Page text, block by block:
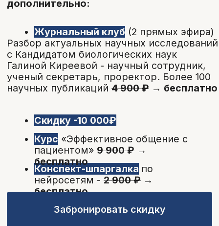
После обучения вы получите
именной сертификат об
окончании курса*,
подтверждающий прохождение
образовательной программы.
Забронировать скидку
* Образовательная деятельность MD.school
осуществляется на основании лицензии.
выдачу удостоверений о повышении квалификации и
начисление баллов НМО. По итогам обучения
выдается сертификат об окончании курса.